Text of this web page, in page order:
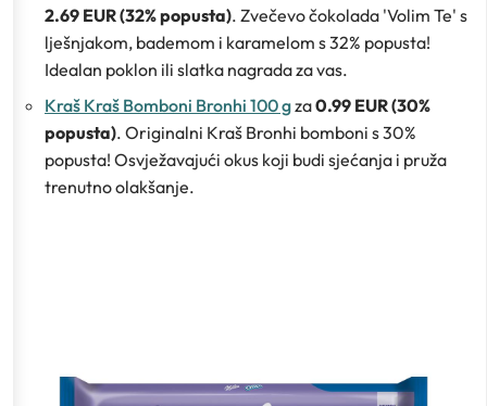
2.69 EUR (32% popusta). Zvečevo čokolada 'Volim Te' s
lješnjakom, bademom i karamelom s 32% popusta!
Idealan poklon ili slatka nagrada za vas.
Kraš Kraš Bomboni Bronhi 100 gza0.99 EUR (30%
popusta). Originalni Kraš Bronhi bomboni s 30%
popusta! Osvježavajući okus koji budi sjećanja i pruža
trenutno olakšanje.